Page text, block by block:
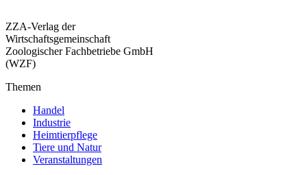
ZZA-Verlag der
Wirtschaftsgemeinschaft
Zoologischer Fachbetriebe GmbH
(WZF)
Themen
Handel
Industrie
Heimtierpflege
Tiere und Natur
Veranstaltungen